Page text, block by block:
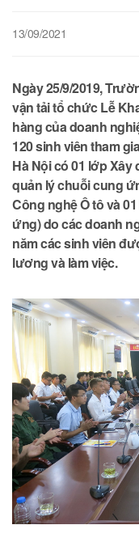
13/09/2021
Ngày 25/9/2019,
vận tải tổ chức Lễ
hàng của doanh
120 sinh viên tham
Hà Nội có 01 lớp
quản lý chuỗi cung
Công nghệ Ô tô và
ứng) do các doanh
năm các sinh viên
lương và làm việc.